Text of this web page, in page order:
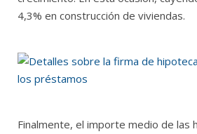
4,3% en construcción de viviendas.
Finalmente, el importe medio de las